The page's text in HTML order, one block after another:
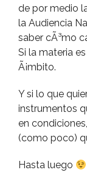
de por medio
la Audiencia
saber cÃ³mo
Si la materia
Ã¡mbito.
Y si lo que
instrumentos
en
(como poco)
Hasta luego